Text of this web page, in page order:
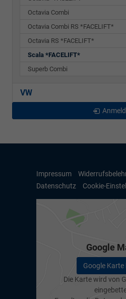
Octavia Combi
Octavia Combi RS *FACELIFT*
Octavia RS *FACELIFT*
Scala *FACELIFT*
Superb Combi
VW
Impressum
Datenschutz
Cookie-
Google
Google Karte
Die Karte wird von